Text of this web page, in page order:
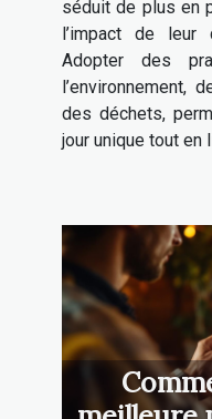
séduit de plus en
l’impact de leur
Adopter des
l’environnement,
des déchets,
jour unique tout en